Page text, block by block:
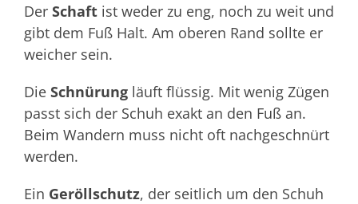
Der Schaft ist weder zu eng, noch zu weit und
gibt dem Fuß Halt. Am oberen Rand sollte er
weicher sein.
Die Schnürung läuft flüssig. Mit wenig Zügen
passt sich der Schuh exakt an den Fuß an.
Beim Wandern muss nicht oft nachgeschnürt
werden.
Ein Geröllschutz, der seitlich um den Schuh